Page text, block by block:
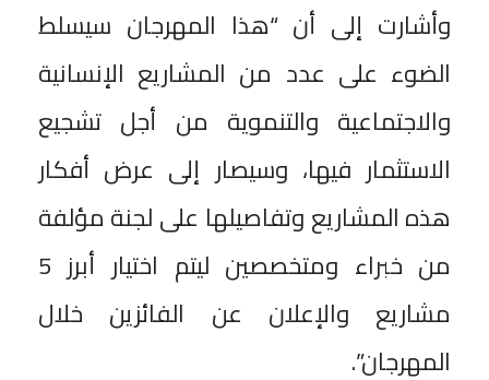
وأشارت إلى أن “هذا المهرجان سيسلط
الضوء على عدد من المشاريع الإنسانية
والاجتماعية والتنموية من أجل تشجيع
الاستثمار فيها، وسيصار إلى عرض أفكار
هذه المشاريع وتفاصيلها على لجنة مؤلفة
من خبراء ومتخصصين ليتم اختيار أبرز 5
مشاريع والإعلان عن الفائزين خلال
المهرجان”.